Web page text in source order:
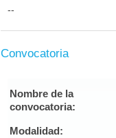
--
Convocatoria
Nombre de la
convocatoria:
Modalidad: